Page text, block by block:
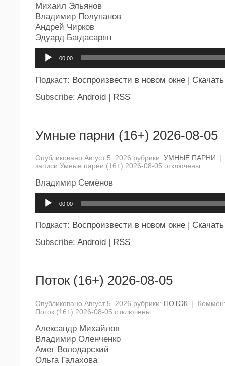
Михаил Эльянов
Владимир Полупанов
Андрей Чирков
Эдуард Багдасарян
00:00
Подкаст: Воспроизвести в новом окне | Скачать
Subscribe: Android | RSS
Умные парни (16+) 2026-08-05
Опубликовано Август 5, 2026 рубрики: УМНЫЕ ПАРНИ
|
записи Умные парни (16+) 2026-08-05 отключены
Владимир Семёнов
00:00
Подкаст: Воспроизвести в новом окне
Скачать
Subscribe: Android RSS
Поток (16+) 2026-08-05
Опубликовано Август 5, 2026 рубрики: ПОТОК |
Поток (16+) 2026-08-05 отключены
Александр Михайлов
Владимир Оленченко
Амет Володарский
Ольга Галахова